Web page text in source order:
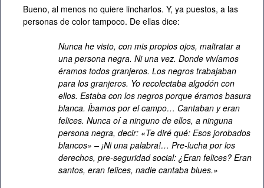
Bueno, al menos no quiere lincharlos. Y, ya puestos, a las
personas de color tampoco. De ellas dice:
Nunca he visto, con mis propios ojos, maltratar a
una persona negra. Ni una vez. Donde vivíamos
éramos todos granjeros. Los negros trabajaban
para los granjeros. Yo recolectaba algodón con
ellos. Estaba con los negros porque éramos basura
blanca. Íbamos por el campo… Cantaban y eran
felices. Nunca oí a ninguno de ellos, a ninguna
persona negra, decir: «Te diré qué: Esos jorobados
blancos» – ¡Ni una palabra!… Pre-lucha por los
derechos, pre-seguridad social: ¿Eran felices? Eran
santos, eran felices, nadie cantaba blues.»